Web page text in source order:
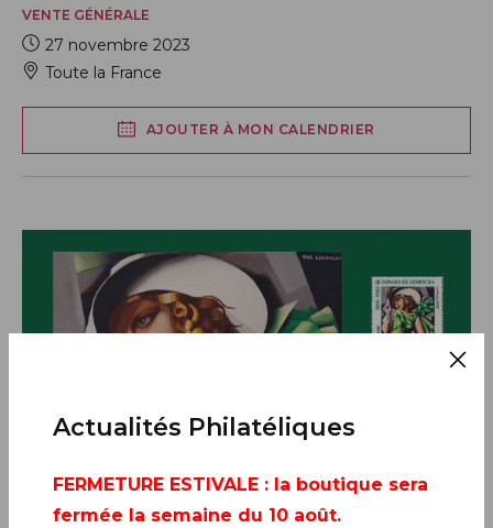
VENTE GÉNÉRALE
27 novembre 2023
Toute la France
AJOUTER À MON CALENDRIER
Actualités Philatéliques
FERMETURE ESTIVALE : la boutique sera
fermée la semaine du 10 août.